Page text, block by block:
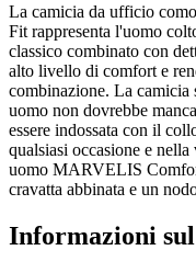
La camicia da ufficio
Fit rappresenta l'uomo
classico combinato con
alto livello di comfort e
combinazione. La camicia
uomo non dovrebbe
essere indossata con il
qualsiasi occasione e
uomo MARVELIS
cravatta abbinata e un
Informazioni